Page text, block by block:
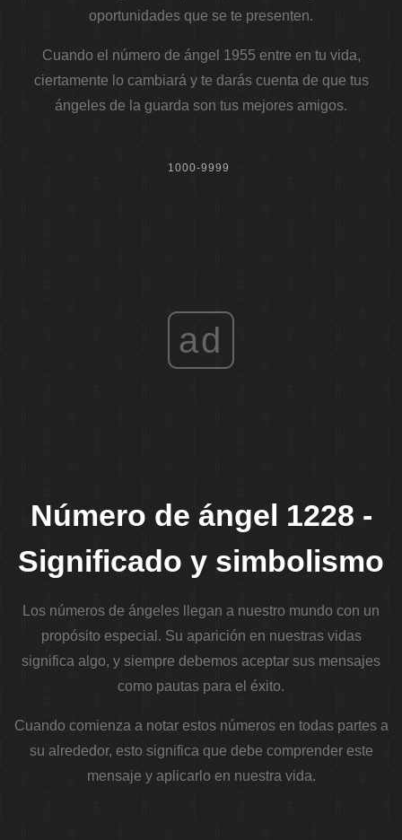
oportunidades que se te presenten.
Cuando el número de ángel 1955 entre en tu vida,
ciertamente lo cambiará y te darás cuenta de que tus
ángeles de la guarda son tus mejores amigos.
1000-9999
ad
Número de ángel 1228 -
Significado y simbolismo
Los números de ángeles llegan a nuestro mundo con un
propósito especial. Su aparición en nuestras vidas
significa algo, y siempre debemos aceptar sus mensajes
como pautas para el éxito.
Cuando comienza a notar estos números en todas partes a
su alrededor, esto significa que debe comprender este
mensaje y aplicarlo en nuestra vida.